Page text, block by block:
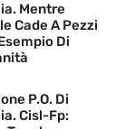
Mentre
Cade A Pezzi
Di
P.O. Di
Cisl-Fp: